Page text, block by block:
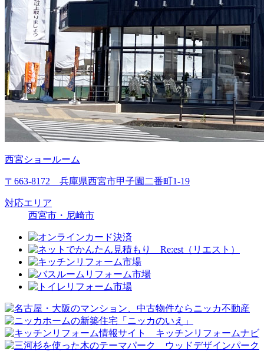
西宮ショールーム
〒663-8172 兵庫県西宮市甲子園二番町1-19
対応エリア
西宮市・尼崎市